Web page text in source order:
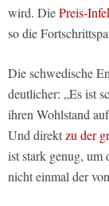
wird. DiePreis-
so die
Die schwedische
deutlicher: „Es ist
ihren Wohlstand
Und direktzu der
ist stark genug, um
nicht einmal der